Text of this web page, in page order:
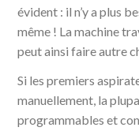
évident : il n’y a plus
même ! La machine
peut ainsi faire autre
Si les premiers
manuellement, la
programmables et